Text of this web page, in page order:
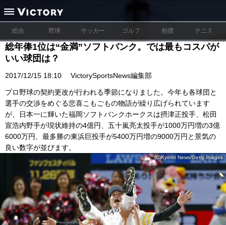
総合 野球 サッカー ゴルフ 相撲 テニス
総年俸1位は“金満”ソフトバンク。では最もコスパが
いい球団は？
2017/12/15 18:10 VictorySportsNews編集部
プロ野球の契約更改が行われる季節になりました。今年も各球団と
選手の交渉をめぐる悲喜こもごもの物語が繰り広げられています
が、日本一に輝いた福岡ソフトバンクホークスは摂津正投手、松田
宣浩内野手が現状維持の4億円、五十嵐亮太投手が1000万円増の3億
6000万円、最多勝の東浜巨投手が5400万円増の9000万円と景気の
良い数字が並びます。
(C)Kyodo News/Getty Images